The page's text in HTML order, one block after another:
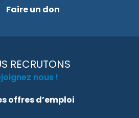
Faire un don
RECRUTONS
nous !
offres d’emploi